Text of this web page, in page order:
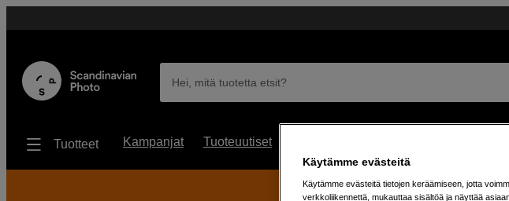
Hei, mitä tuotetta etsit?
Tuotteet Kampanjat Tuoteuutiset
30 % alennusta teenage
Käytämme evästeitä
Käytämme evästeitä tietojen keräämiseen, jotta
verkkoliikennettä, mukauttaa sisältöä ja näyttää